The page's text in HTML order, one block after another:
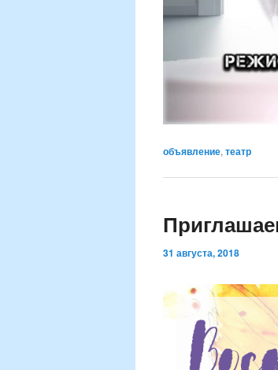
объявление, театр
31 августа, 2018